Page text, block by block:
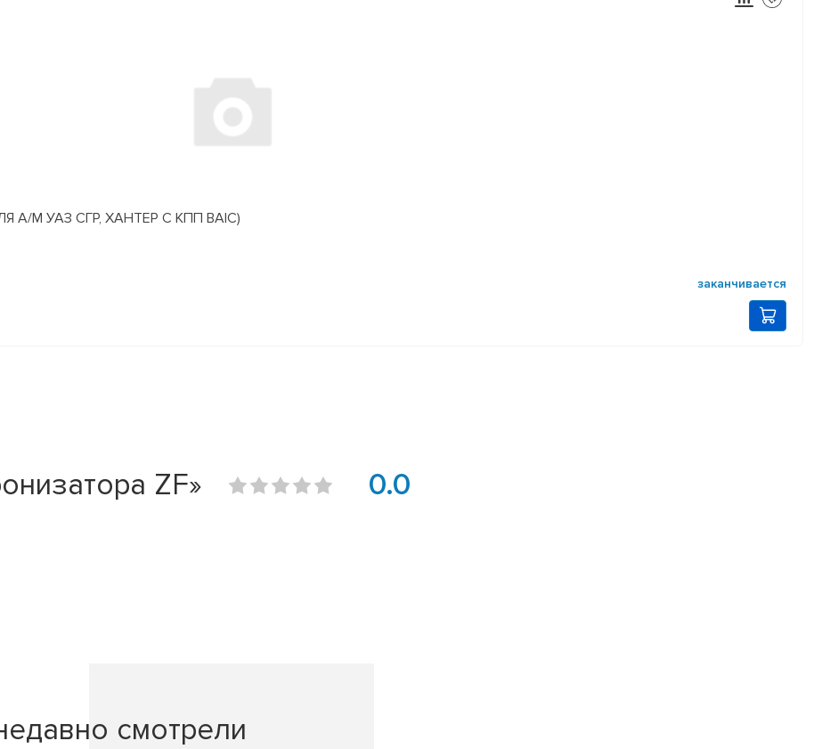
М УАЗ СГР, ХАНТЕР С КПП BAIC)
заканчивается
ZF» 0.0
смотрели